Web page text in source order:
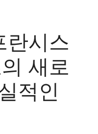
란시스
새로
적인